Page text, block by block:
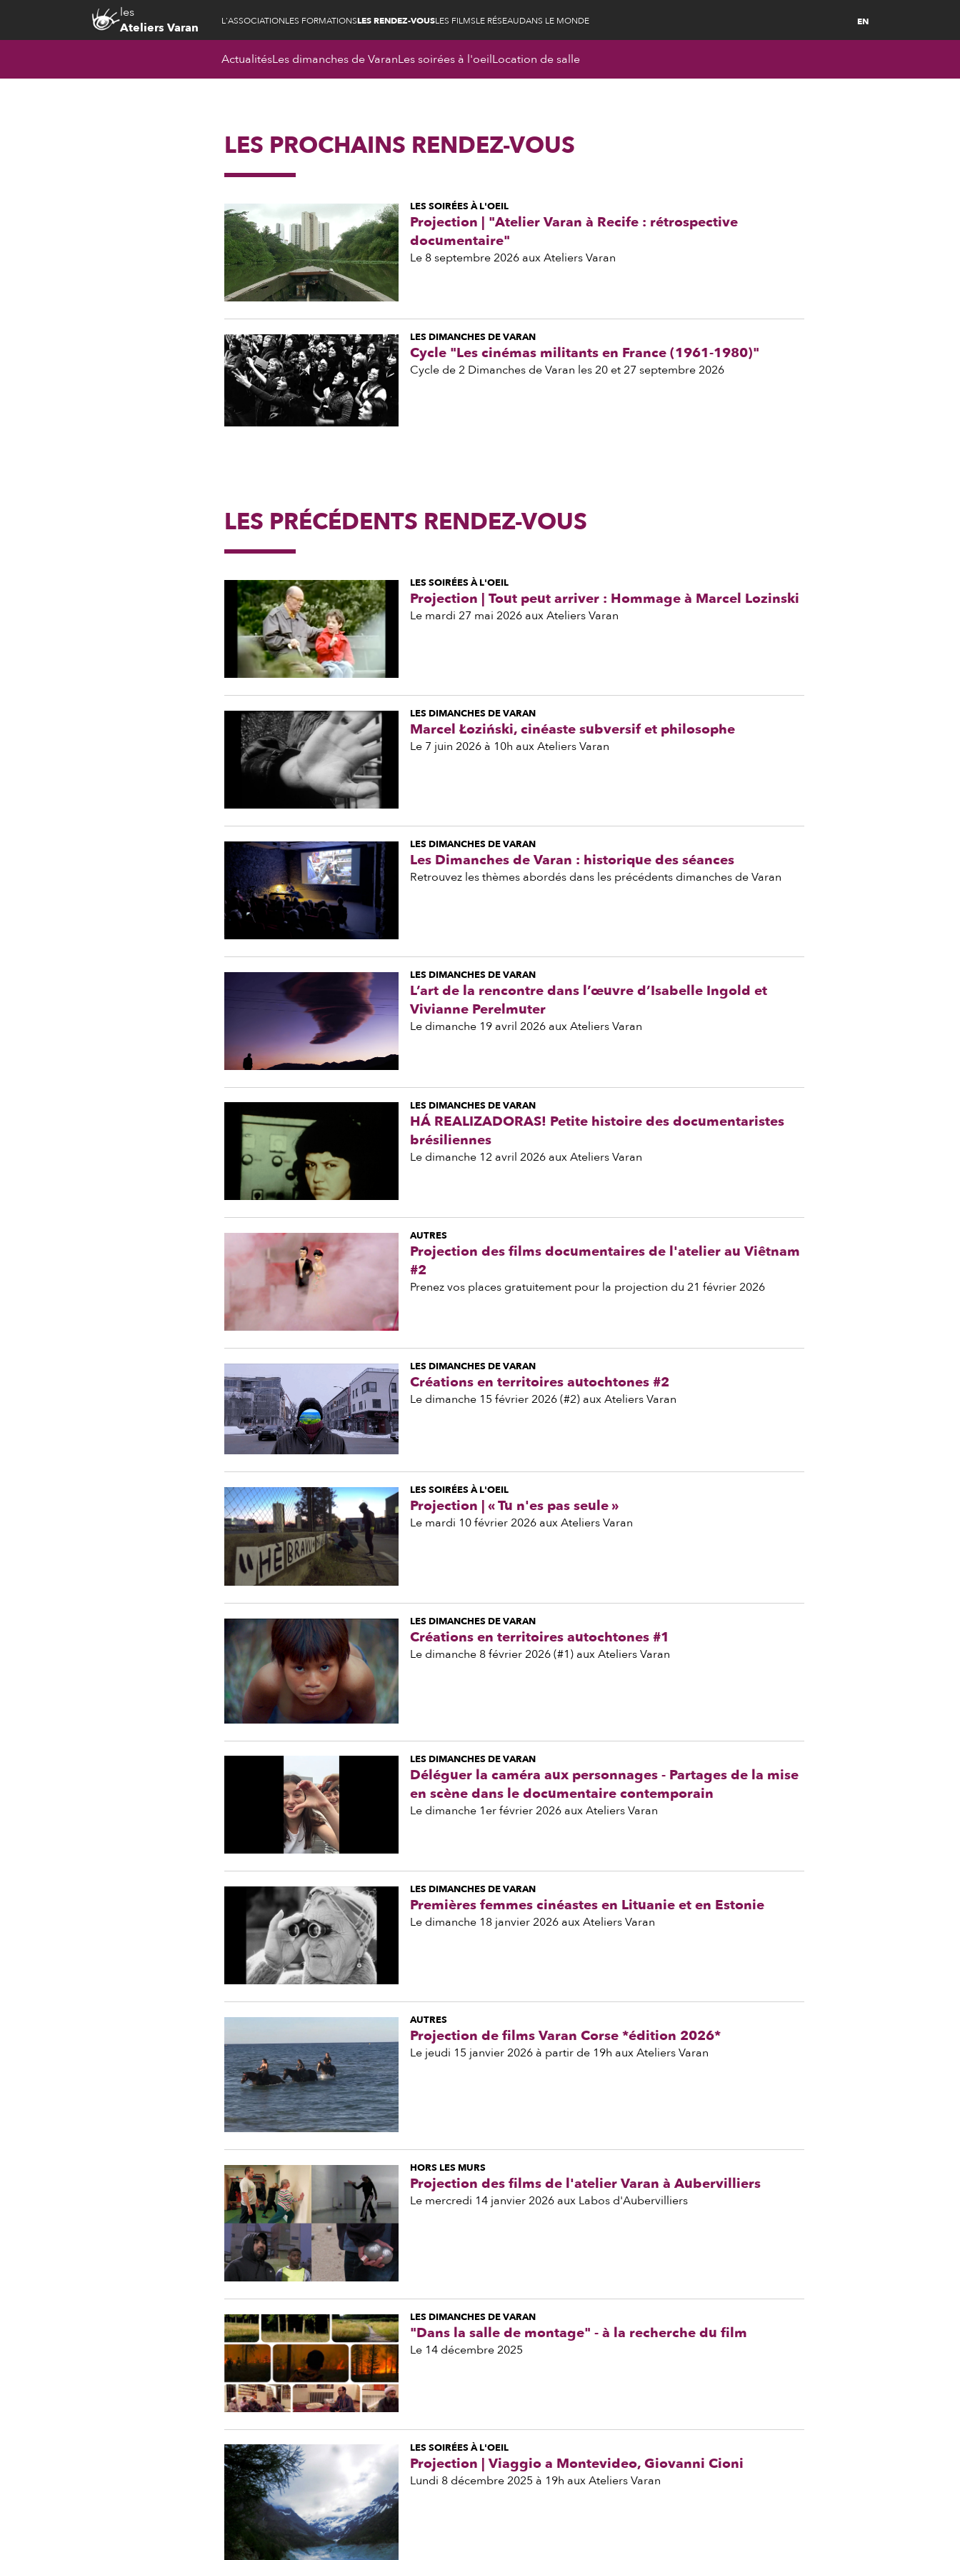
les
Ateliers Varan
L'ASSOCIATIONLES FORMATIONSLES RENDEZ-VOUSLES FILMSLE RÉSEAUDANS LE MONDE EN
ActualitésLes dimanches de VaranLes soirées à l'oeilLocation de salle
LES PROCHAINS RENDEZ-VOUS
LES SOIRÉES À L'OEIL
Projection | "Atelier Varan à Recife : rétrospective
documentaire"
Le 8 septembre 2026 aux Ateliers Varan
LES DIMANCHES DE VARAN
Cycle "Les cinémas militants en France (1961-1980)"
Cycle de 2 Dimanches de Varan les 20 et 27 septembre 2026
LES PRÉCÉDENTS RENDEZ-VOUS
LES SOIRÉES À L'OEIL
Projection | Tout peut arriver : Hommage à Marcel Lozinski
Le mardi 27 mai 2026 aux Ateliers Varan
LES DIMANCHES DE VARAN
Marcel Łoziński, cinéaste subversif et philosophe
Le 7 juin 2026 à 10h aux Ateliers Varan
LES DIMANCHES DE VARAN
Les Dimanches de Varan : historique des séances
Retrouvez les thèmes abordés dans les précédents dimanches de Varan
LES DIMANCHES DE VARAN
L’art de la rencontre dans l’œuvre d’Isabelle Ingold et
Vivianne Perelmuter
Le dimanche 19 avril 2026 aux Ateliers Varan
LES DIMANCHES DE VARAN
HÁ REALIZADORAS! Petite histoire des documentaristes
brésiliennes
Le dimanche 12 avril 2026 aux Ateliers Varan
AUTRES
Projection des films documentaires de l'atelier au Viêtnam
#2
Prenez vos places gratuitement pour la projection du 21 février 2026
LES DIMANCHES DE VARAN
Créations en territoires autochtones #2
Le dimanche 15 février 2026 (#2) aux Ateliers Varan
LES SOIRÉES À L'OEIL
Projection | « Tu n'es pas seule »
Le mardi 10 février 2026 aux Ateliers Varan
LES DIMANCHES DE VARAN
Créations en territoires autochtones #1
Le dimanche 8 février 2026 (#1) aux Ateliers Varan
LES DIMANCHES DE VARAN
Déléguer la caméra aux personnages - Partages de la mise
en scène dans le documentaire contemporain
Le dimanche 1er février 2026 aux Ateliers Varan
LES DIMANCHES DE VARAN
Premières femmes cinéastes en Lituanie et en Estonie
Le dimanche 18 janvier 2026 aux Ateliers Varan
AUTRES
Projection de films Varan Corse *édition 2026*
Le jeudi 15 janvier 2026 à partir de 19h aux Ateliers Varan
HORS LES MURS
Projection des films de l'atelier Varan à Aubervilliers
Le mercredi 14 janvier 2026 aux Labos d'Aubervilliers
LES DIMANCHES DE VARAN
"Dans la salle de montage" - à la recherche du film
Le 14 décembre 2025
LES SOIRÉES À L'OEIL
Projection | Viaggio a Montevideo, Giovanni Cioni
Lundi 8 décembre 2025 à 19h aux Ateliers Varan